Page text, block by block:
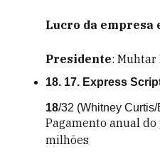
Lucro da empresa
Presidente: Muhtar
18. 17. Express
18/32 (Whitney
Pagamento anual
milhões